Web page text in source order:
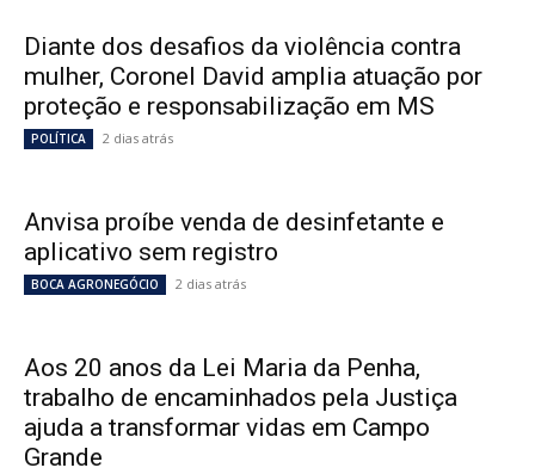
Diante dos desafios da violência contra
mulher, Coronel David amplia atuação por
proteção e responsabilização em MS
POLÍTICA 2 dias atrás
Anvisa proíbe venda de desinfetante e
aplicativo sem registro
BOCA AGRONEGÓCIO 2 dias atrás
Aos 20 anos da Lei Maria da Penha,
trabalho de encaminhados pela Justiça
ajuda a transformar vidas em Campo
Grande